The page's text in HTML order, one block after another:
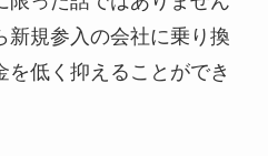
新規参入の会社に乗り換
を低く抑えることができ